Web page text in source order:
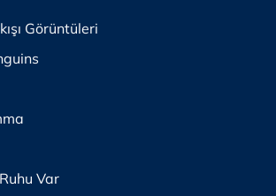
Görüntüleri
Var